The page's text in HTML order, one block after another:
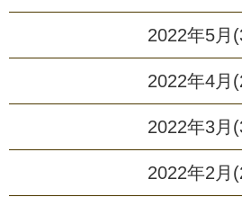
2022年5月
2022年4月
2022年3月
2022年2月